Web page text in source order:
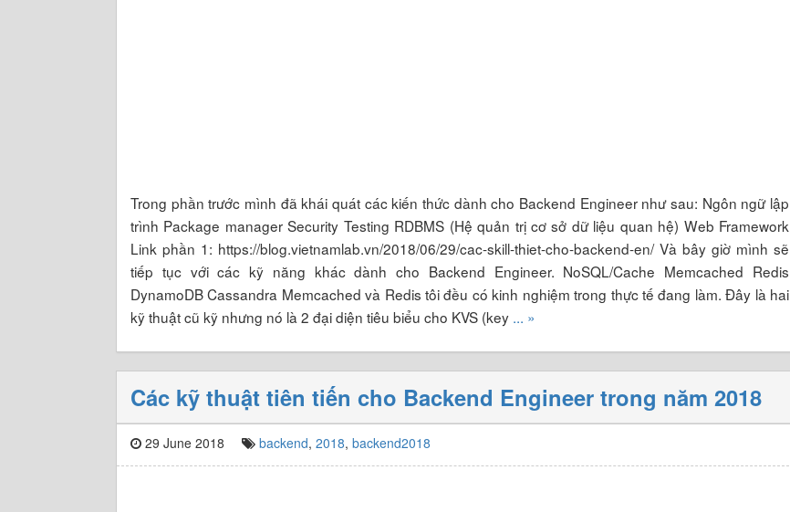
Trong phần trước mình đã khái quát các kiến thức dành cho Backend Engineer như sau: Ngôn ngữ lập
trình Package manager Security Testing RDBMS (Hệ quản trị cơ sở dữ liệu quan hệ) Web Framework
Link phần 1: https://blog.vietnamlab.vn/2018/06/29/cac-skill-thiet-cho-backend-en/ Và bây giờ mình sẽ
tiếp tục với các kỹ năng khác dành cho Backend Engineer. NoSQL/Cache Memcached Redis
DynamoDB Cassandra Memcached và Redis tôi đều có kinh nghiệm trong thực tế đang làm. Đây là hai
kỹ thuật cũ kỹ nhưng nó là 2 đại diện tiêu biểu cho KVS (key ... »
Các kỹ thuật tiên tiến cho Backend Engineer trong năm 2018
29 June 2018 backend, 2018, backend2018